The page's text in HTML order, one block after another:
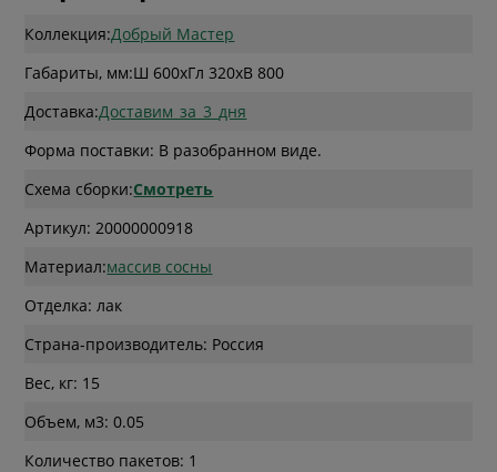
Коллекция:Добрый Мастер
Габариты, мм:Ш 600xГл 320xВ 800
Доставка:Доставим_за_3_дня
Форма поставки: В разобранном виде.
Схема сборки:Смотреть
Артикул: 20000000918
Материал:массив сосны
Отделка: лак
Страна-производитель: Россия
Вес, кг: 15
Объем, м3: 0.05
Количество пакетов: 1